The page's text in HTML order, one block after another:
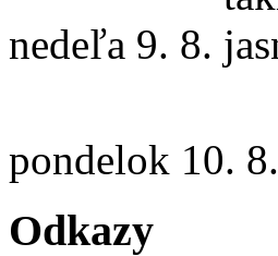
nedeľa 9. 8.
pondelok 10. 8.
Odkazy